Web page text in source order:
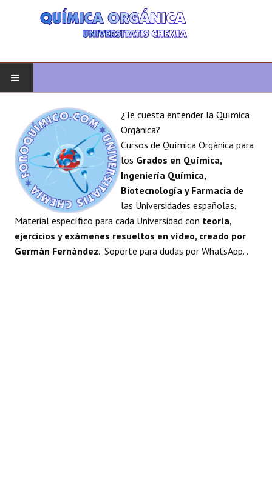
QUÍMICA ORGÁNICA
ORGÁNICA AVANZADA
HETEROCICLOS
SÍNTESIS
ESPECTROSCOPÍA
¿Te cuesta entender la Química
Orgánica?
Cursos de Química Orgánica para
los Grados en Química,
Ingeniería Química,
Biotecnología y Farmacia de
las Universidades españolas.
Material específico para cada Universidad con teoría,
ejercicios y exámenes resueltos en vídeo, creado por
Germán Fernández. Soporte para dudas por WhatsApp. .